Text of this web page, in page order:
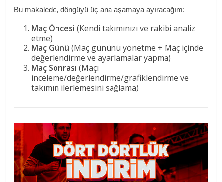
Bu makalede, döngüyü üç ana aşamaya ayıracağım:
Maç Öncesi (Kendi takımınızı ve rakibi analiz
etme)
Maç Günü (Maç gününü yönetme + Maç içinde
değerlendirme ve ayarlamalar yapma)
Maç Sonrası (Maçı
inceleme/değerlendirme/grafiklendirme ve
takımın ilerlemesini sağlama)